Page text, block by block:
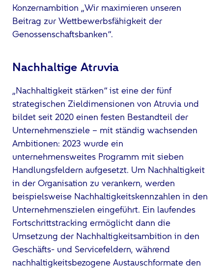
Konzernambition „Wir maximieren unseren
Beitrag zur Wettbewerbsfähigkeit der
Genossenschaftsbanken“.
Nachhaltige Atruvia
„Nachhaltigkeit stärken“ ist eine der fünf
strategischen Zieldimensionen von Atruvia und
bildet seit 2020 einen festen Bestandteil der
Unternehmensziele – mit ständig wachsenden
Ambitionen: 2023 wurde ein
unternehmensweites Programm mit sieben
Handlungsfeldern aufgesetzt. Um Nachhaltigkeit
in der Organisation zu verankern, werden
beispielsweise Nachhaltigkeitskennzahlen in den
Unternehmenszielen eingeführt. Ein laufendes
Fortschrittstracking ermöglicht dann die
Umsetzung der Nachhaltigkeitsambition in den
Geschäfts- und Servicefeldern, während
nachhaltigkeitsbezogene Austauschformate den